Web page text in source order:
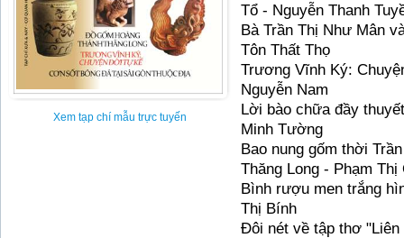
Xem tạp chí mẫu trực tuyến
Tổ - Nguyễn Thanh
Bà Trần Thị Như Mân
Tôn Thất Thọ
Trương Vĩnh Ký:
Nguyễn Nam
Lời bào chữa đầy
Minh Tường
Bao nung gốm thời
Thăng Long - Phạm Thị
Bình rượu men trắng
Thị Bính
Đôi nét về tập thơ "Liên